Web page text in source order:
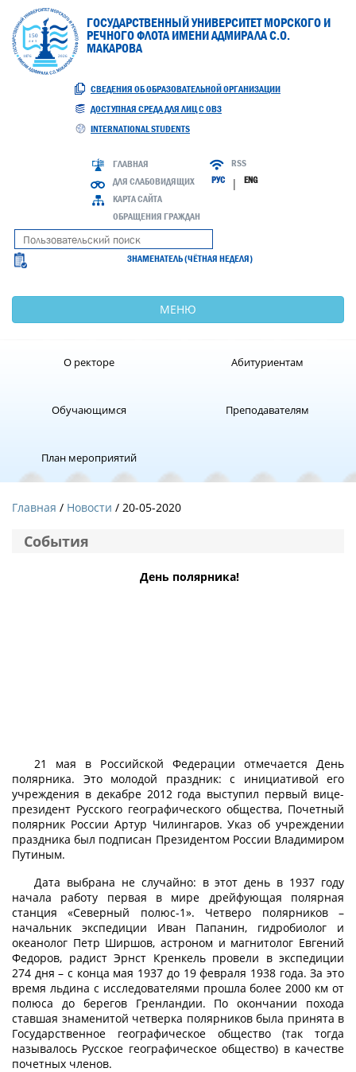
ГОСУДАРСТВЕННЫЙ УНИВЕРСИТЕТ МОРСКОГО И
РЕЧНОГО ФЛОТА ИМЕНИ АДМИРАЛА С.О.
МАКАРОВА
СВЕДЕНИЯ ОБ ОБРАЗОВАТЕЛЬНОЙ ОРГАНИЗАЦИИ
ДОСТУПНАЯ СРЕДА ДЛЯ ЛИЦ С ОВЗ
INTERNATIONAL STUDENTS
ГЛАВНАЯ
ДЛЯ СЛАБОВИДЯЩИХ
КАРТА САЙТА
ОБРАЩЕНИЯ ГРАЖДАН
RSS
РУС | ENG
ЗНАМЕНАТЕЛЬ (ЧЁТНАЯ НЕДЕЛЯ)
МЕНЮ
О ректоре Абитуриентам
Обучающимся Преподавателям
План мероприятий
Главная Новости / 20-05-2020
События
День полярника!
21 мая в Российской Федерации отмечается День
полярника. Это молодой праздник: с инициативой его
учреждения в декабре 2012 года выступил первый вице-
президент Русского географического общества, Почетный
полярник России Артур Чилингаров. Указ об учреждении
праздника был подписан Президентом России Владимиром
Путиным.
Дата выбрана не случайно: в этот день в 1937 году
начала работу первая в мире дрейфующая полярная
станция «Северный полюс-1». Четверо полярников –
начальник экспедиции Иван Папанин, гидробиолог и
океанолог Петр Ширшов, астроном и магнитолог Евгений
Федоров, радист Эрнст Кренкель провели в экспедиции
274 дня – с конца мая 1937 до 19 февраля 1938 года. За это
время льдина с исследователями прошла более 2000 км от
полюса до берегов Гренландии. По окончании похода
ставшая знаменитой четверка полярников была принята в
Государственное географическое общество (так тогда
называлось Русское географическое общество) в качестве
почетных членов.